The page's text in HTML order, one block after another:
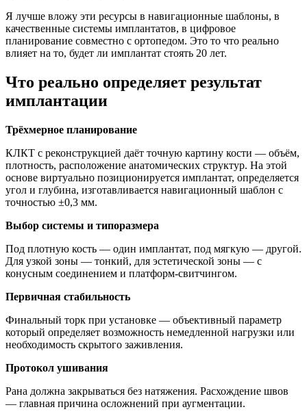
Я лучше вложу эти ресурсы в навигационные шаблоны, в
качественные системы имплантатов, в цифровое
планирование совместно с ортопедом. Это то что реально
влияет на то, будет ли имплантат стоять 20 лет.
Что реально определяет результат
имплантации
Трёхмерное планирование
КЛКТ с реконструкцией даёт точную картину кости — объём,
плотность, расположение анатомических структур. На этой
основе виртуально позиционируется имплантат, определяется
угол и глубина, изготавливается навигационный шаблон с
точностью ±0,3 мм.
Выбор системы и типоразмера
Под плотную кость — один имплантат, под мягкую — другой.
Для узкой зоны — тонкий, для эстетической зоны — с
конусным соединением и платформ-свитчингом.
Первичная стабильность
Финальный торк при установке — объективный параметр
который определяет возможность немедленной нагрузки или
необходимость скрытого заживления.
Протокол ушивания
Рана должна закрываться без натяжения. Расхождение швов
— главная причина осложнений при аугментации.